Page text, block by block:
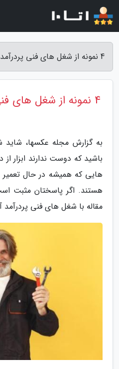
4 نمونه از شغل های فنی پردرآمد - مجله عکسها
4 نمونه از شغل های فنی پردرآمد
به گزارش مجله عکسها، شاید
باشید که دوست ندارند ابزار
هایی که همیشه در حال تعمیر
هستند. اگر پاسختان مثبت
مقاله با شغل های فنی پردرآمد